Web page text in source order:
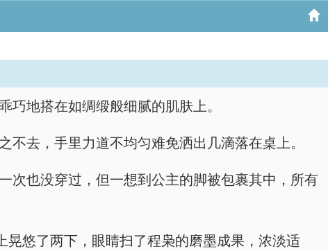
地搭在如绸缎般细腻的肌肤上。
去，手里力道不均匀难免洒出几滴落在桌上。
次也没穿过，但一想到公主的脚被包裹其中，所有
晃悠了两下，眼睛扫了程枭的磨墨成果，浓淡适